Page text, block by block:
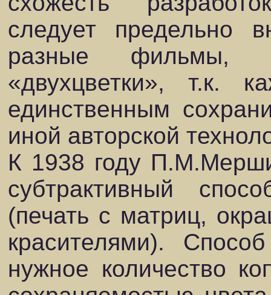
следует предельно
разные фильмы,
«двухцветки», т.к.
единственным
иной авторской
К 1938 году
субтрактивный
(печать с матриц,
красителями).
нужное количество